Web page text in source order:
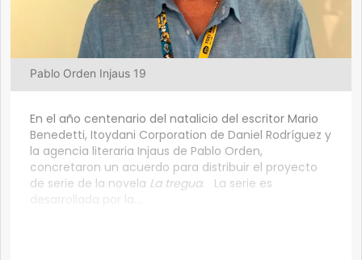
Pablo Orden Injaus 19
En el año centenario del natalicio del escritor Mario
Benedetti, Itoydani Corporation de Daniel Rodríguez y
la agencia literaria Injaus de Pablo Orden,
concretaron un acuerdo para distribuir el proyecto
de serie de la novela La tregua. La serie es
desarrollada por la...